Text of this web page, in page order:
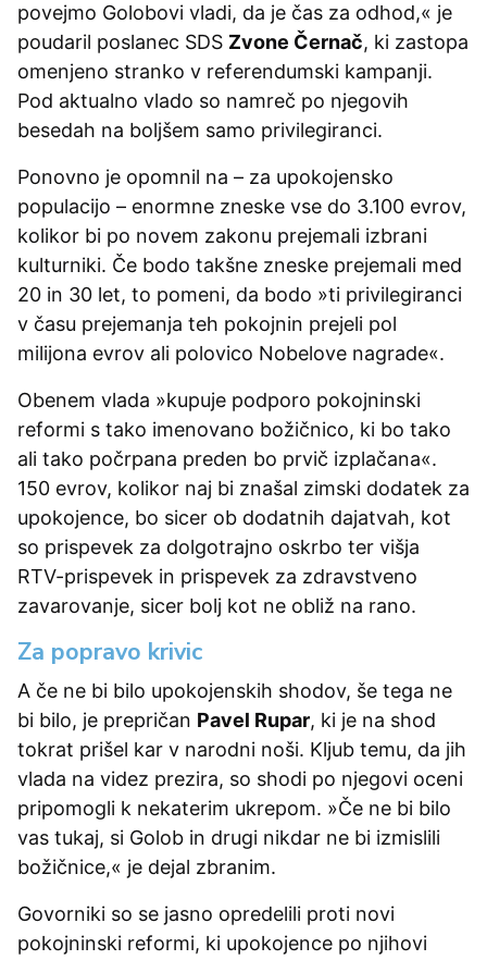
povejmo Golobovi vladi, da je čas za odhod,« je
poudaril poslanec SDS Zvone Černač, ki zastopa
omenjeno stranko v referendumski kampanji.
Pod aktualno vlado so namreč po njegovih
besedah na boljšem samo privilegiranci.
Ponovno je opomnil na – za upokojensko
populacijo – enormne zneske vse do 3.100 evrov,
kolikor bi po novem zakonu prejemali izbrani
kulturniki. Če bodo takšne zneske prejemali med
20 in 30 let, to pomeni, da bodo »ti privilegiranci
v času prejemanja teh pokojnin prejeli pol
milijona evrov ali polovico Nobelove nagrade«.
Obenem vlada »kupuje podporo pokojninski
reformi s tako imenovano božičnico, ki bo tako
ali tako počrpana preden bo prvič izplačana«.
150 evrov, kolikor naj bi znašal zimski dodatek za
upokojence, bo sicer ob dodatnih dajatvah, kot
so prispevek za dolgotrajno oskrbo ter višja
RTV-prispevek in prispevek za zdravstveno
zavarovanje, sicer bolj kot ne obliž na rano.
Za popravo krivic
A če ne bi bilo upokojenskih shodov, še tega ne
bi bilo, je prepričan Pavel Rupar, ki je na shod
tokrat prišel kar v narodni noši. Kljub temu, da jih
vlada na videz prezira, so shodi po njegovi oceni
pripomogli k nekaterim ukrepom. »Če ne bi bilo
vas tukaj, si Golob in drugi nikdar ne bi izmislili
božičnice,« je dejal zbranim.
Govorniki so se jasno opredelili proti novi
pokojninski reformi, ki upokojence po njihovi